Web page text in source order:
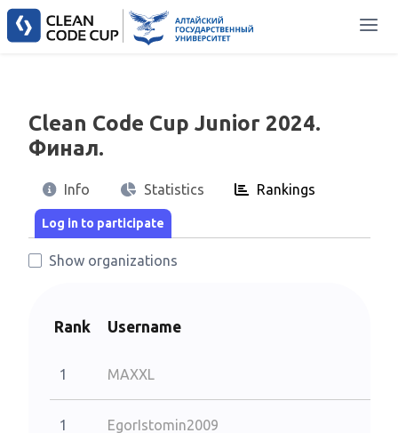
Clean Code Cup Junior 2024.
Финал.
Info Statistics Rankings
Show organizations
Rank Username
1 MAXXL
1 EgorIstomin2009